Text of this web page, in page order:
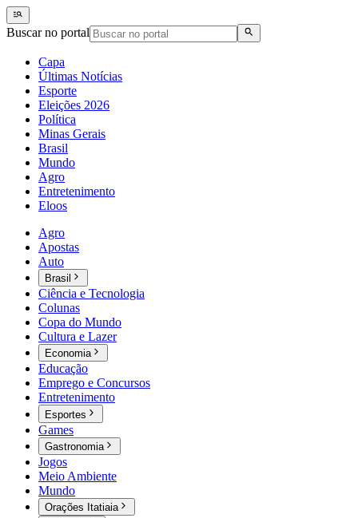
Buscar no portal
Capa
Últimas Notícias
Esporte
Eleições 2026
Política
Minas Gerais
Brasil
Mundo
Agro
Entretenimento
Eloos
Agro
Apostas
Auto
Brasil
Ciência e Tecnologia
Colunas
Copa do Mundo
Cultura e Lazer
Economia
Educação
Emprego e Concursos
Entretenimento
Esportes
Games
Gastronomia
Jogos
Meio Ambiente
Mundo
Orações Itatiaia